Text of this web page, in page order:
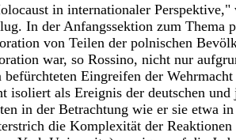
in internationaler
In der Anfangssektion zum
von Teilen der polnischen
war, so Rossino, nicht nur
Eingreifen der
als Ereignis der deutschen
in der Betrachtung wie er sie etwa
die Komplexität der